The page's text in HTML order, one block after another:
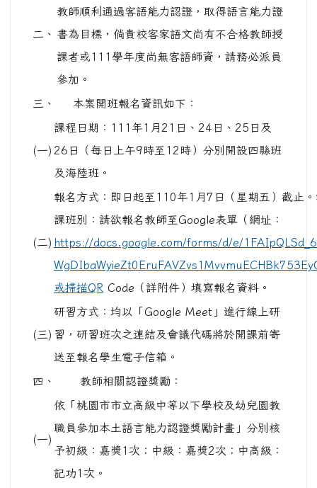
二、
教師順利通過客語能力認證，取得語言能力證
書為目標，倘貴校客家語文尚有不合格教師授
課者或111學年度尚無客語師資，請務必派員
參加。
三、 本案開班報名資訊如下：
(一)
課程日期：111年1月21日、24日、25日及
26日（每日上午9時至12時）分別開設四縣班
及海陸班。
(二)
報名方式：即日起至110年1月7日（星期五）截止
課班別：請欲報名教師至Google表單（網址：
https://docs.google.com/forms/d/e/
或掃描QR Code（詳附件）填寫報名資料。
(三)
研習方式：均以「Google Meet」進行線上研
習，研習班次之連結及會議代碼將於開課前寄
送至報名學生電子信箱。
四、 教師相關認證獎勵：
(一)
依「桃園市市立高級中等以下學校及幼兒園教
職員參加本土語言能力認證獎勵計畫」分別核
予初級：嘉獎1次；中級：嘉獎2次；中高級：
記功1次。